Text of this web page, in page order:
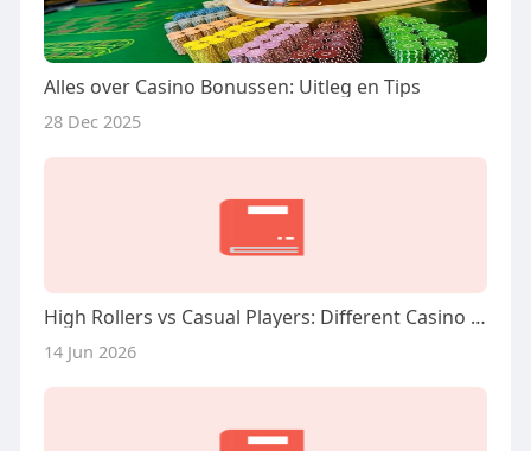
Alles over Casino Bonussen: Uitleg en Tips
28 Dec 2025
High Rollers vs Casual Players: Different Casino Experiences
14 Jun 2026